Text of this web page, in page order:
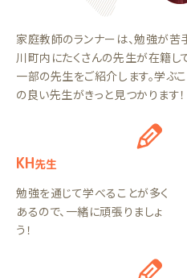
家庭教師のランナーは、勉強が
川町内にたくさんの先生が在籍し
一部の先生をご紹介します。学ぶ
の良い先生がきっと見つかります！
KH先生
勉強を通じて学べることが多く
あるので、一緒に頑張りましょ
う！